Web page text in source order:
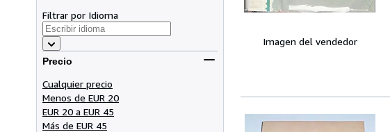
Filtrar por Idioma
Precio
Cualquier precio
Menos de EUR 20
EUR 20 a EUR 45
Más de EUR 45
Imagen del vendedor